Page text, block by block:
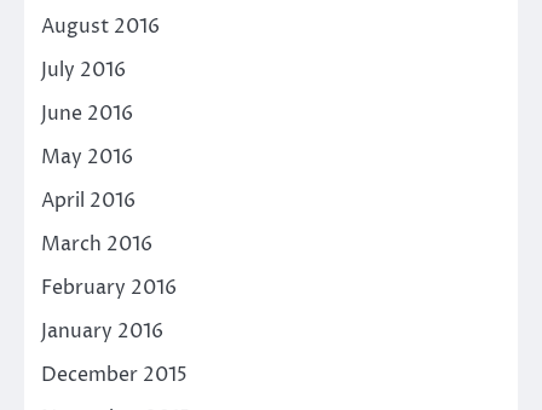
August 2016
July 2016
June 2016
May 2016
April 2016
March 2016
February 2016
January 2016
December 2015